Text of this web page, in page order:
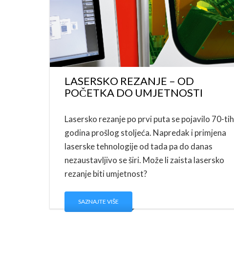
LASERSKO REZANJE – OD
POČETKA DO UMJETNOSTI
Lasersko rezanje po prvi puta se pojavilo 70-tih
godina prošlog stoljeća. Napredak i primjena
laserske tehnologije od tada pa do danas
nezaustavljivo se širi. Može li zaista lasersko
rezanje biti umjetnost?
SAZNAJTE VIŠE